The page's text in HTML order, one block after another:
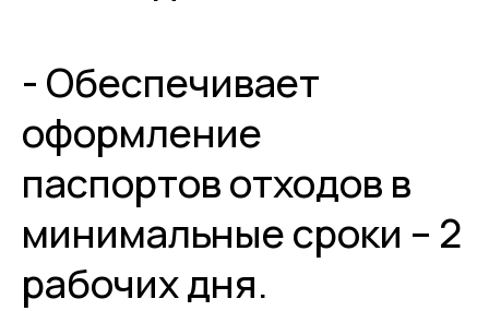
- Обеспечивает
оформление
паспортов отходов в
минимальные сроки – 2
рабочих дня.